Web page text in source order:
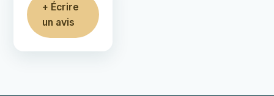
+ Écrire
un avis